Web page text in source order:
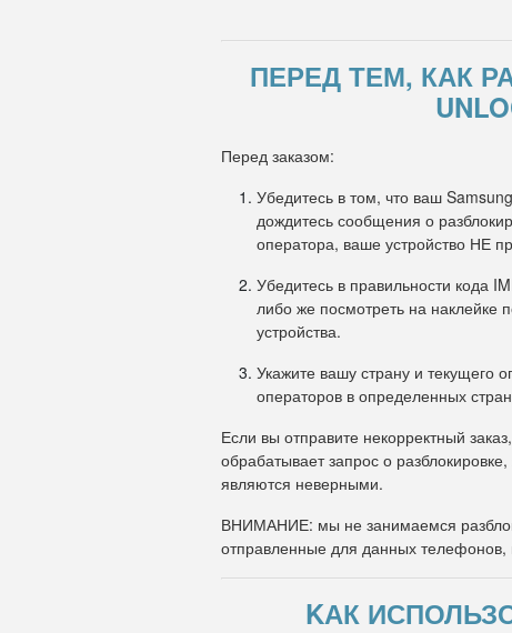
ПЕРЕД ТЕМ, КАК
Перед заказом:
Убедитесь в том, что ваш
дождитесь сообщения о
оператора, ваше устройство НЕ
Убедитесь в правильности кода
либо же посмотреть на наклейке
устройства.
Укажите вашу страну и текущего
операторов в определенных
Если вы отправите некорректный
обрабатывает запрос о
являются неверными.
ВНИМАНИЕ: мы не занимаемся
отправленные для данных
KАК